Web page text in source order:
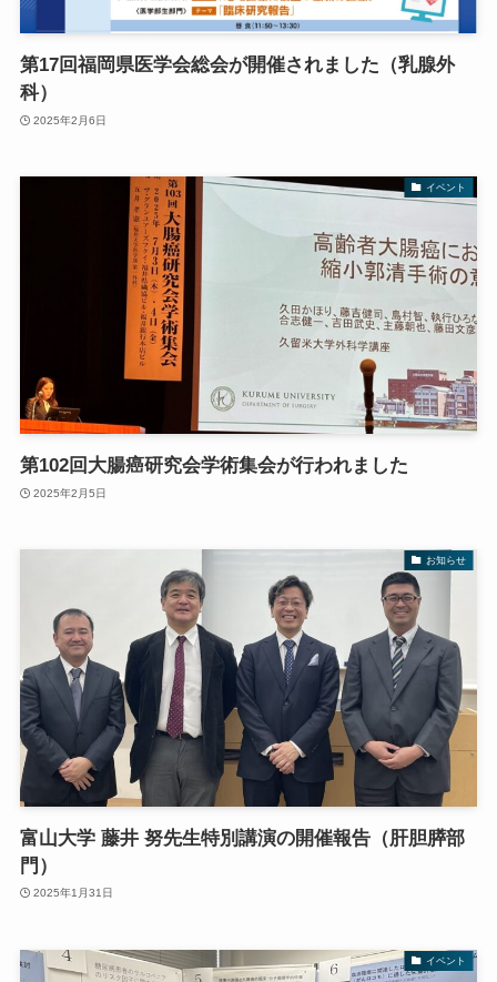
第17回福岡県医学会総会が開催されました（乳腺外
科）
2025年2月6日
イベント
第102回大腸癌研究会学術集会が行われました
2025年2月5日
お知らせ
富山大学 藤井 努先生特別講演の開催報告（肝胆膵部
門）
2025年1月31日
イベント